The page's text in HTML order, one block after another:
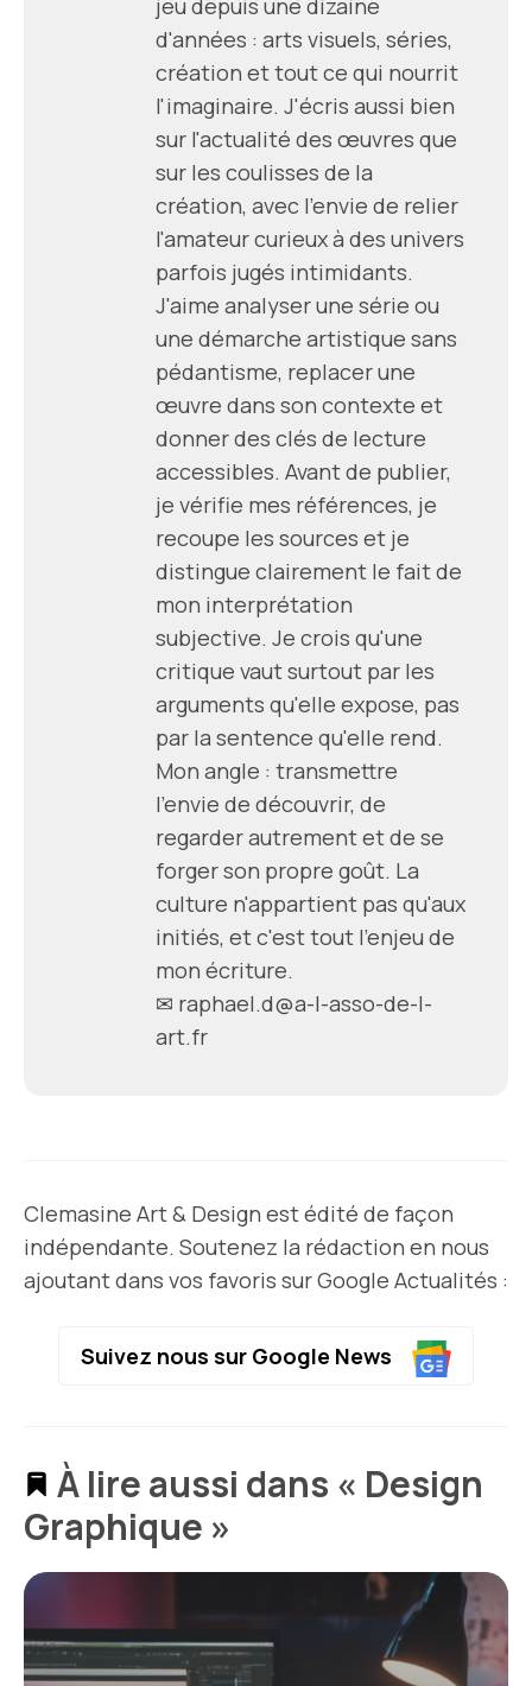
d'années : arts visuels, séries,
création et tout ce qui nourrit
l'imaginaire. J'écris aussi bien
sur l'actualité des œuvres que
sur les coulisses de la
création, avec l'envie de relier
l'amateur curieux à des univers
parfois jugés intimidants.
J'aime analyser une série ou
une démarche artistique sans
pédantisme, replacer une
œuvre dans son contexte et
donner des clés de lecture
accessibles. Avant de publier,
je vérifie mes références, je
recoupe les sources et je
distingue clairement le fait de
mon interprétation
subjective. Je crois qu'une
critique vaut surtout par les
arguments qu'elle expose, pas
par la sentence qu'elle rend.
Mon angle : transmettre
l'envie de découvrir, de
regarder autrement et de se
forger son propre goût. La
culture n'appartient pas qu'aux
initiés, et c'est tout l'enjeu de
mon écriture.
✉ raphael.d@a-l-asso-de-l-
art.fr
Clemasine Art & Design est édité de façon
indépendante. Soutenez la rédaction en nous
ajoutant dans vos favoris sur Google Actualités :
Suivez nous sur Google News
À lire aussi dans « Design
Graphique »